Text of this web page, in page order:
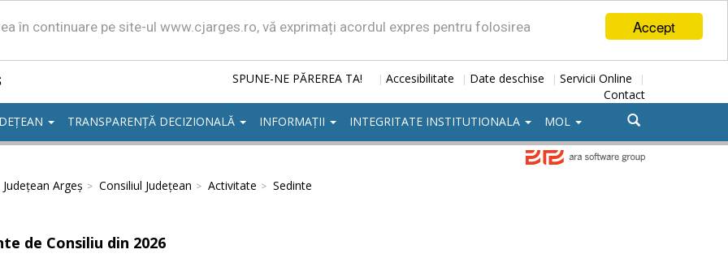
Accept
în continuare pe site-ul www.cjarges.ro, vă exprimați acordul expres pentru folosirea
SPUNE-NE PĂREREA TA! | Accesibilitate | Date deschise | Servicii Online |
Contact
TRANSPARENȚĂ DECIZIONALĂ INFORMAȚII INTEGRITATE INSTITUTIONALA MOL
Argeș Consiliul Județean Activitate Sedinte
de Consiliu din 2026